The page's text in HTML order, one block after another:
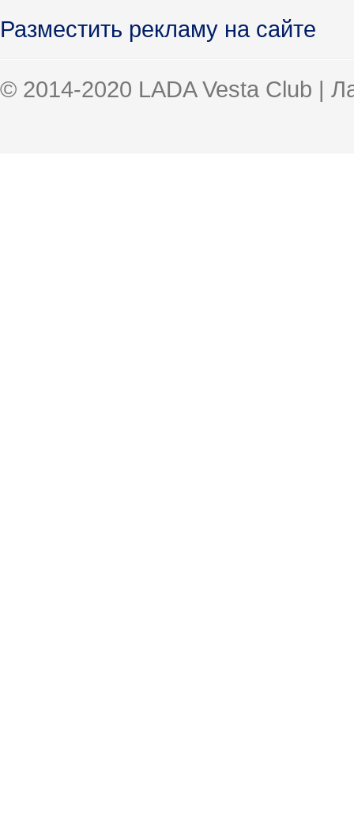
Разместить рекламу на сайте
© 2014-2020 LADA Vesta Club |